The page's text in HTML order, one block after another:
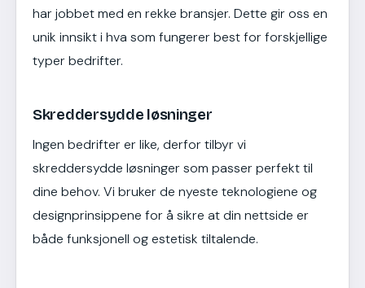
har jobbet med en rekke bransjer. Dette gir oss en
unik innsikt i hva som fungerer best for forskjellige
typer bedrifter.
Skreddersydde løsninger
Ingen bedrifter er like, derfor tilbyr vi
skreddersydde løsninger som passer perfekt til
dine behov. Vi bruker de nyeste teknologiene og
designprinsippene for å sikre at din nettside er
både funksjonell og estetisk tiltalende.